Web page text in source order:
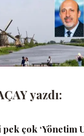
yazdı:
pek çok ‘Yönetim